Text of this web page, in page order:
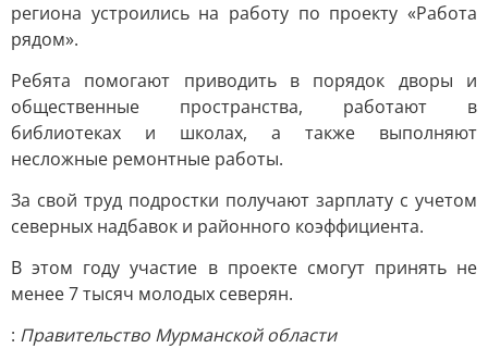
региона устроились на работу по проекту «Работа
рядом».
Ребята помогают приводить в порядок дворы и
общественные пространства, работают в
библиотеках и школах, а также выполняют
несложные ремонтные работы.
За свой труд подростки получают зарплату с учетом
северных надбавок и районного коэффициента.
В этом году участие в проекте смогут принять не
менее 7 тысяч молодых северян.
: Правительство Мурманской области